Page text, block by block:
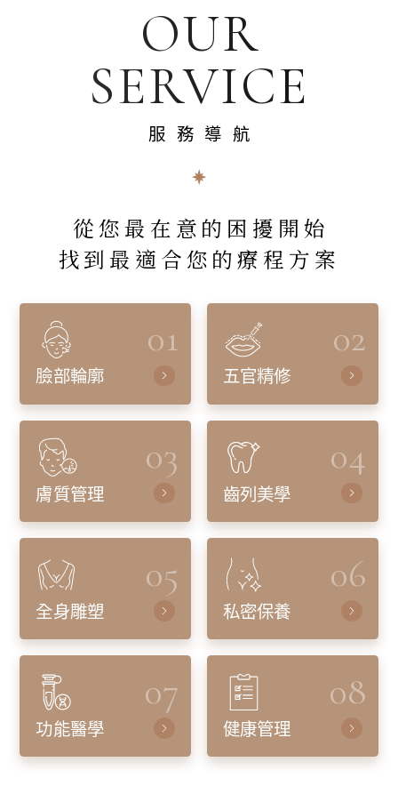
OUR
SERVICE
服務導航
從您最在意的困擾開始
找到最適合您的療程方案
01
臉部輪廓
02
五官精修
03
膚質管理
04
齒列美學
05
全身雕塑
06
私密保養
07
功能醫學
08
健康管理